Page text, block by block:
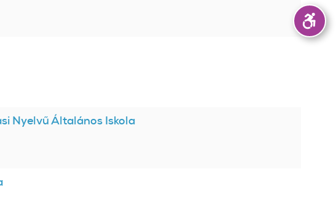
Nyelvű Általános Iskola